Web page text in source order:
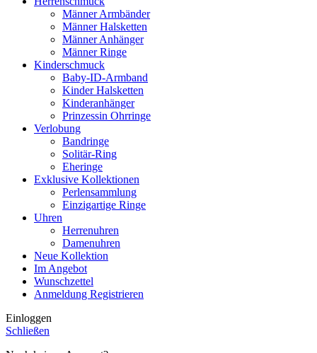
Männer Armbänder
Männer Halsketten
Männer Anhänger
Männer Ringe
Kinderschmuck
Baby-ID-Armband
Kinder Halsketten
Kinderanhänger
Prinzessin Ohrringe
Verlobung
Bandringe
Solitär-Ring
Eheringe
Exklusive Kollektionen
Perlensammlung
Einzigartige Ringe
Uhren
Herrenuhren
Damenuhren
Neue Kollektion
Im Angebot
Wunschzettel
Anmeldung Registrieren
Einloggen
Schließen